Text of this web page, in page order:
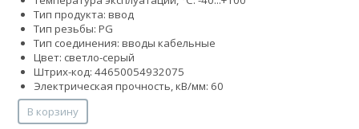
Тип продукта: ввод
Тип резьбы: PG
Тип соединения: вводы кабельные
Цвет: светло-серый
Штрих-код: 44650054932075
Электрическая прочность, кВ/мм: 60
В корзину